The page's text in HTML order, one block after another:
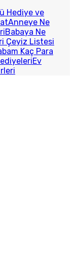
Hediye ve
Anneye Ne
Babaya Ne
Çeyiz Listesi
Kaç Para
Ev